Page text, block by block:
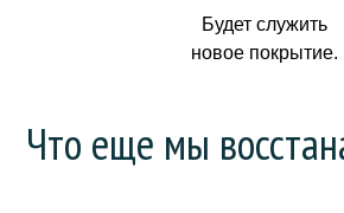
Будет служить
новое покрытие.
Что еще мы